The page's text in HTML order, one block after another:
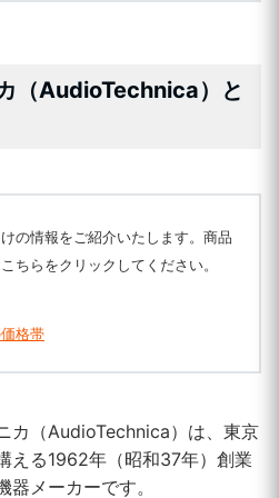
（AudioTechnica）と
の情報をご紹介いたします。商品
ちらをクリックしてください。
格帯
カ（AudioTechnica）は、東京
える1962年（昭和37年）創業
メーカーです。